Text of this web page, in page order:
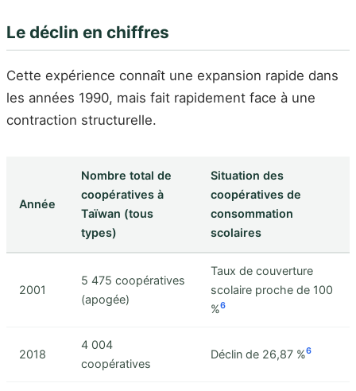
Le déclin en chiffres
Cette expérience connaît une expansion rapide dans
les années 1990, mais fait rapidement face à une
contraction structurelle.
Année
Nombre total de
coopératives à
Taïwan (tous
types)
Situation des
coopératives de
consommation
scolaires
2001
5 475 coopératives
(apogée)
Taux de couverture
scolaire proche de 100
%6
2018
4 004
coopératives
Déclin de 26,87 %6